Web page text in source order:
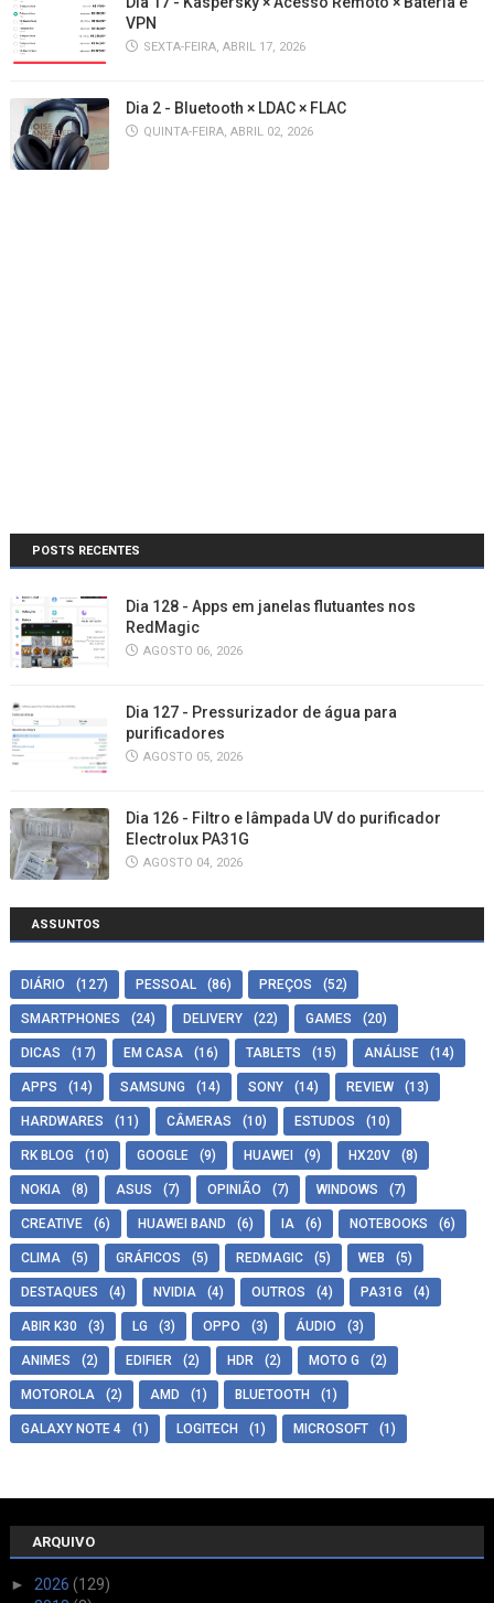
VPN
SEXTA-FEIRA, ABRIL 17, 2026
Dia 2 - Bluetooth × LDAC × FLAC
QUINTA-FEIRA, ABRIL 02, 2026
POSTS RECENTES
Dia 128 - Apps em janelas flutuantes nos
RedMagic
AGOSTO 06, 2026
Dia 127 - Pressurizador de água para
purificadores
AGOSTO 05, 2026
Dia 126 - Filtro e lâmpada UV do purificador
Electrolux PA31G
AGOSTO 04, 2026
ASSUNTOS
DIÁRIO (127) PESSOAL (86) PREÇOS (52)
SMARTPHONES (24) DELIVERY (22) GAMES (20)
DICAS (17) EM CASA (16) TABLETS (15) ANÁLISE (14)
APPS (14) SAMSUNG (14) SONY (14) REVIEW (13)
HARDWARES (11) CÂMERAS (10) ESTUDOS (10)
RK BLOG (10) GOOGLE (9) HUAWEI (9) HX20V (8)
NOKIA (8) ASUS (7) OPINIÃO (7) WINDOWS (7)
CREATIVE (6) HUAWEI BAND (6) IA (6) NOTEBOOKS (6)
CLIMA (5) GRÁFICOS (5) REDMAGIC (5) WEB (5)
DESTAQUES (4) NVIDIA (4) OUTROS (4) PA31G (4)
ABIR K30 (3) LG (3) OPPO (3) ÁUDIO (3)
ANIMES (2) EDIFIER (2) HDR (2) MOTO G (2)
MOTOROLA (2) AMD (1) BLUETOOTH (1)
GALAXY NOTE 4 (1) LOGITECH (1) MICROSOFT (1)
ARQUIVO
► 2026 (129)